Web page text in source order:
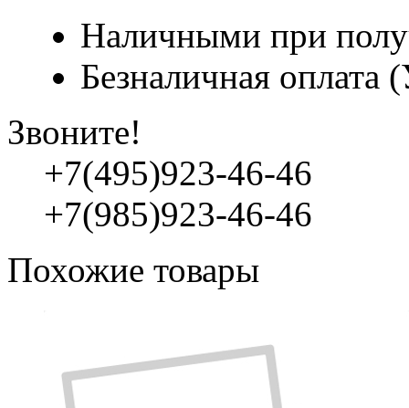
Наличными при
Безналичная
Звоните!
+7(495)923-46-46
+7(985)923-46-46
Похожие товары